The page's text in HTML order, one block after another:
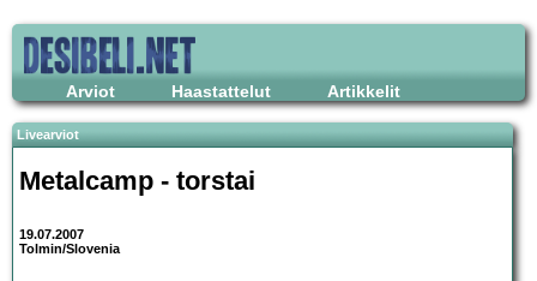
Arviot Haastattelut Artikkelit
Livearviot
Metalcamp - torstai
19.07.2007
Tolmin/Slovenia